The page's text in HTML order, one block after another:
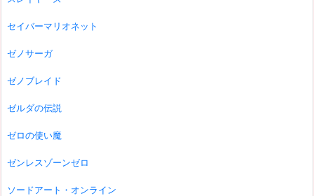
セイバーマリオネット
ゼノサーガ
ゼノブレイド
ゼルダの伝説
ゼロの使い魔
ゼンレスゾーンゼロ
ソードアート・オンライン